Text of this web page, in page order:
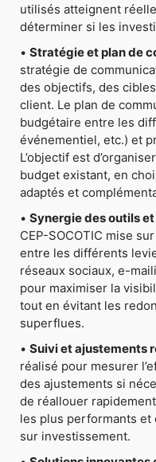
utilisés atteignent
déterminer si les
• Stratégie et plan de
stratégie de
des objectifs, des
client. Le plan de
budgétaire entre les
événementiel, etc.) et
L’objectif est
budget existant, en
adaptés et
• Synergie des outils
CEP-SOCOTIC mise
entre les différents
réseaux sociaux, e-
pour maximiser la
tout en évitant les
superflues.
• Suivi et ajustements
réalisé pour mesurer
des ajustements si
de réallouer
les plus performants et
sur investissement.